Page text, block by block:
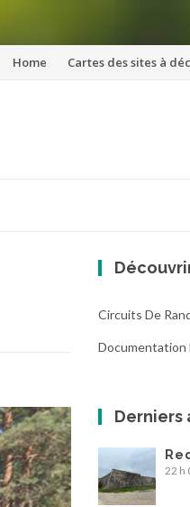
Aller
Home Cartes des sites à
Circuits De
Documentation
Derniers
22 h